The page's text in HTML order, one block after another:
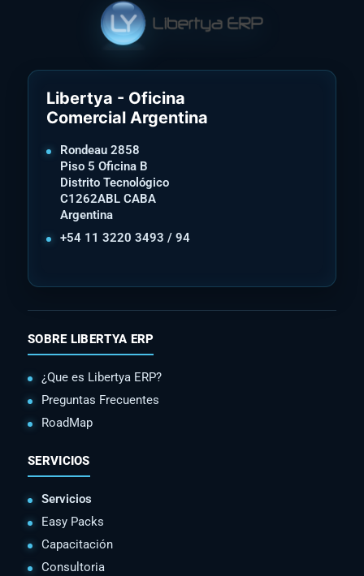
Libertya - Oficina
Comercial Argentina
Rondeau 2858
Piso 5 Oficina B
Distrito Tecnológico
C1262ABL CABA
Argentina
+54 11 3220 3493 / 94
SOBRE LIBERTYA ERP
¿Que es Libertya ERP?
Preguntas Frecuentes
RoadMap
SERVICIOS
Servicios
Easy Packs
Capacitación
Consultoria